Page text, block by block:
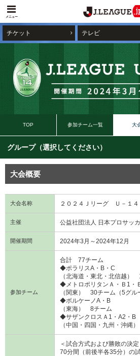
メニュー
チケット テレビ
TOP 参加チーム一覧 大
大会概要
大会名称 ２０２４Ｊリーグ Ｕ－１４
主催 公益社団法人 日本プロサッ
開催期間 2024年3月～2024年12月
参加チーム
合計 77チーム
◆ポラリスA・B・C
（北海道・東北・北信越）
◆メトロポリタンＡ・Ｂ1・
（関東） 30チーム（5グル
◆ボルケーノA・B
（東海） 8チーム
◆サザンクロスＡ1・A2・B
（中国・四国・九州・沖縄
＜試合方式および勝敗の決定
70分間（前後半各35分）の